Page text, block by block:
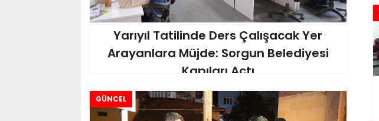
Yarıyıl Tatilinde Ders Çalışacak Yer
Arayanlara Müjde: Sorgun Belediyesi
Kapıları Açtı
GÜNCEL